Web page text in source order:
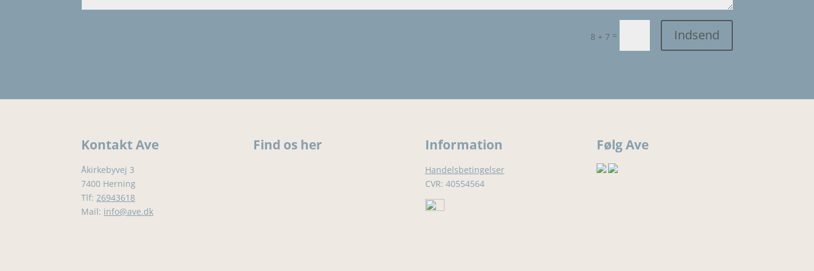
8 + 7 = Indsend
Kontakt Ave
Åkirkebyvej 3
7400 Herning
Tlf:26943618
Mail: info@ave.dk
Find os her Information
Handelsbetingelser
CVR: 40554564
Følg Ave